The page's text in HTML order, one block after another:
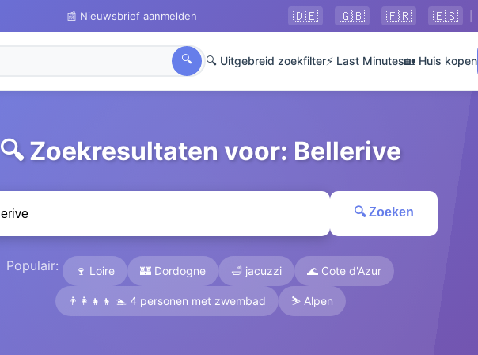
📰 Nieuwsbrief aanmelden 🇩🇪 🇬🇧 🇫🇷 🇪🇸
🔍 🔍 Uitgebreid zoekfilter⚡ Last Minutes🏡 Huis kopen
🔍 Zoekresultaten voor: Bellerive
🔍 Zoeken
Populair: 🍷 Loire 🏰 Dordogne 🛁 jacuzzi 🌊 Cote d'Azur
👨‍👩‍👧‍👦 🏊 4 personen met zwembad ⛷️ Alpen